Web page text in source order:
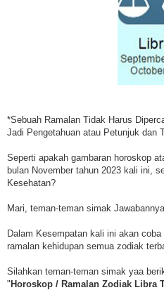
*Sebuah Ramalan Tidak Harus
Jadi Pengetahuan atau Petunjuk dan
Seperti apakah gambaran horoskop
bulan November tahun 2023 kali ini,
Kesehatan?
Mari, teman-teman simak
Dalam Kesempatan kali ini akan
ramalan kehidupan semua zodiak
Silahkan teman-teman simak yaa
"Horoskop / Ramalan Zodiak Libra